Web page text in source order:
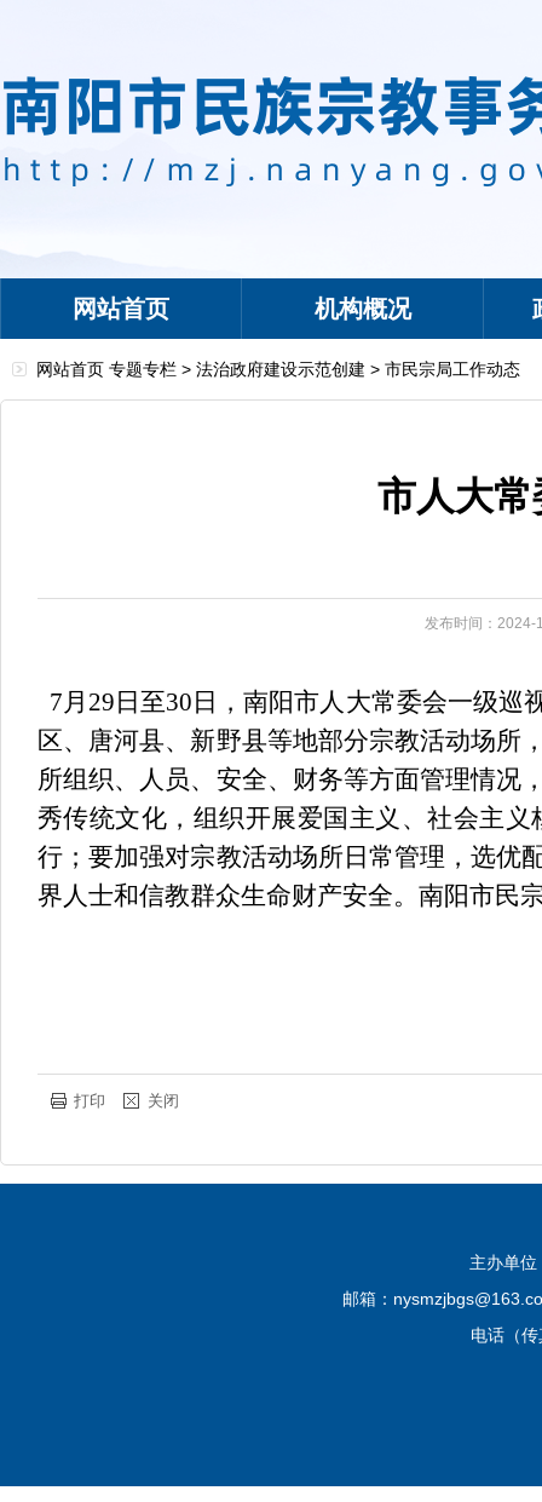
网站首页 机构概况
网站首页 专题专栏 > 法治政府建设示范创建 > 市民宗局工作动态
市人大
发布时间：2024-
7月29日至30日，南阳市人大常委会一级
区、唐河县、新野县等地部分宗教活动场所
所组织、人员、安全、财务等方面管理情况
秀传统文化，组织开展爱国主义、社会主
行；要加强对宗教活动场所日常管理，选优
界人士和信教群众生命财产安全。南阳市民
打印 关闭
主办单
邮箱：
电话（